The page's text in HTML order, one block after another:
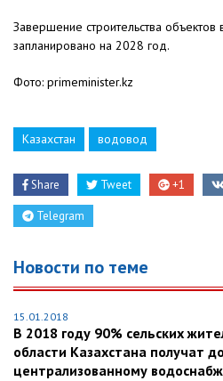
Завершение строительства
запланировано на 2028 год.
Фото: primeminister.kz
Казахстан водовод
Share Tweet +1
Telegram
Новости по теме
15.01.2018
В 2018 году 90% сельских
области Казахстана получат
централизованному